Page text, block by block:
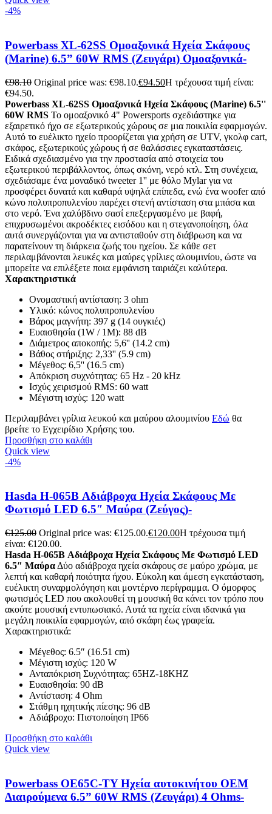
-4%
Powerbass XL-62SS Ομοαξονικά Ηχεία Σκάφους
(Marine) 6.5” 60W RMS (Ζευγάρι) Ομοαξονικά-
€98.10 Original price was: €98.10.€94.50Η τρέχουσα τιμή είναι:
€94.50.
Powerbass XL-62SS Ομοαξονικά Ηχεία Σκάφους (Marine) 6.5''
60W RMS Το ομοαξονικό 4" Powersports σχεδιάστηκε για
εξαιρετικό ήχο σε εξωτερικούς χώρους σε μια ποικιλία εφαρμογών.
Αυτό το ευέλικτο ηχείο προορίζεται για χρήση σε UTV, γκολφ cart,
σκάφος, εξωτερικούς χώρους ή σε θαλάσσιες εγκαταστάσεις.
Ειδικά σχεδιασμένο για την προστασία από στοιχεία του
εξωτερικού περιβάλλοντος, όπως σκόνη, νερό κτλ. Στη συνέχεια,
σχεδιάσαμε ένα μοναδικό tweeter 1'' με θόλο Mylar για να
προσφέρει δυνατά και καθαρά υψηλά επίπεδα, ενώ ένα woofer από
κώνο πολυπροπυλενίου παρέχει στενή αντίσταση στα μπάσα και
στο νερό. Ένα χαλύβδινο σασί επεξεργασμένο με βαφή,
επιχρυσωμένοι ακροδέκτες εισόδου και η στεγανοποίηση, όλα
αυτά συνεργάζονται για να αντισταθούν στη διάβρωση και να
παρατείνουν τη διάρκεια ζωής του ηχείου. Σε κάθε σετ
περιλαμβάνονται λευκές και μαύρες γρίλιες αλουμινίου, ώστε να
μπορείτε να επιλέξετε ποια εμφάνιση ταιριάζει καλύτερα.
Χαρακτηριστικά
Ονομαστική αντίσταση: 3 ohm
Υλικό: κώνος πολυπροπυλενίου
Βάρος μαγνήτη: 397 g (14 ουγκιές)
Ευαισθησία (1W / 1M): 88 dB
Διάμετρος αποκοπής: 5,6'' (14.2 cm)
Βάθος στήριξης: 2,33'' (5.9 cm)
Μέγεθος: 6,5'' (16.5 cm)
Απόκριση συχνότητας: 65 Hz - 20 kHz
Ισχύς χειρισμού RMS: 60 watt
Μέγιστη ισχύς: 120 watt
Περιλαμβάνει γρίλια λευκού και μαύρου αλουμινίου Εδώ θα
βρείτε το Εγχειρίδιο Χρήσης του.
Προσθήκη στο καλάθι
Quick view
-4%
Hasda H-065B Αδιάβροχα Ηχεία Σκάφους Με
Φωτισμό LED 6.5″ Μαύρα (Ζεύγος)-
€125.00 Original price was: €125.00.€120.00Η τρέχουσα τιμή
είναι: €120.00.
Ηasda H-065B Αδιάβροχα Ηχεία Σκάφους Με Φωτισμό LED
6.5″ Μαύρα Δύο αδιάβροχα ηχεία σκάφους σε μαύρο χρώμα, με
λεπτή και καθαρή ποιότητα ήχου. Εύκολη και άμεση εγκατάσταση,
ευέλικτη συναρμολόγηση και μοντέρνο περίγραμμα. Ο όμορφος
φωτισμός LED που ακολουθεί τη μουσική θα κάνει τον τρόπο που
ακούτε μουσική εντυπωσιακό. Αυτά τα ηχεία είναι ιδανικά για
μεγάλη ποικιλία εφαρμογών, από σκάφη έως γραφεία.
Χαρακτηριστικά:
Μέγεθος: 6.5″ (16.51 cm)
Μέγιστη ισχύς: 120 W
Ανταπόκριση Συχνότητας: 65HZ-18KHZ
Ευαισθησία: 90 dB
Αντίσταση: 4 Ohm
Στάθμη ηχητικής πίεσης: 96 dB
Αδιάβροχο: Πιστοποίηση IP66
Προσθήκη στο καλάθι
Quick view
Powerbass OE65C-TY Ηχεία αυτοκινήτου ΟΕΜ
Διαιρούμενα 6.5” 60W RMS (Ζευγάρι) 4 Ohms-